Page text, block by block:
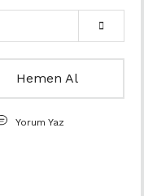
Hemen Al
Yorum Yaz